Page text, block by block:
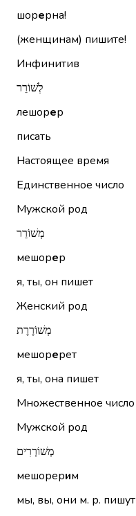
шорерна!
(женщинам) пишите!
Инфинитив
לְשׁוֹרֵר
лешорер
писать
Настоящее время
Единственное число
Мужской род
מְשׁוֹרֵר
мешорер
я, ты, он пишет
Женский род
מְשׁוֹרֶרֶת
мешоререт
я, ты, она пишет
Множественное число
Мужской род
מְשׁוֹרְרִים
мешорерим
мы, вы, они м. р. пишут